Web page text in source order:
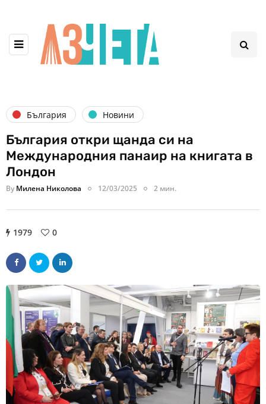
България Новини
България откри щанда си на
Международния панаир на книгата в
Лондон
By Милена Николова 12/03/2025 2 мин.
1979 0